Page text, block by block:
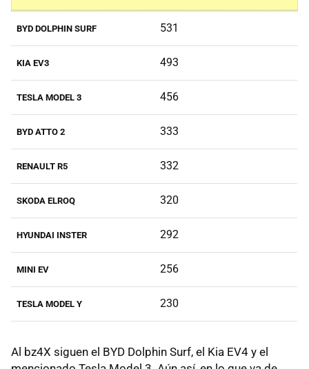
BYD DOLPHIN SURF 531
KIA EV3 493
TESLA MODEL 3 456
BYD ATTO 2 333
RENAULT R5 332
SKODA ELROQ 320
HYUNDAI INSTER 292
MINI EV 256
TESLA MODEL Y 230
Al bz4X siguen el BYD Dolphin Surf, el Kia EV4 y el